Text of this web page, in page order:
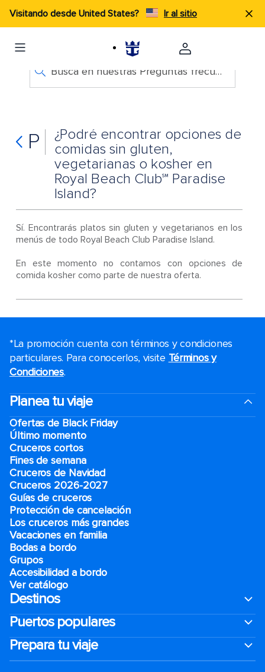
Visitando desde United States? Ir al sitio
Busca en nuestras Preguntas frecuentes
P
¿Podré encontrar opciones de
comidas sin gluten,
vegetarianas o kosher en
Royal Beach Club℠ Paradise
Island?
Sí. Encontrarás platos sin gluten y vegetarianos en los
menús de todo Royal Beach Club Paradise Island.
En este momento no contamos con opciones de
comida kosher como parte de nuestra oferta.
*La promoción cuenta con términos y condiciones
particulares. Para conocerlos, visite Términos y
Condiciones.
Planea tu viaje
Ofertas de Black Friday
Último momento
Cruceros cortos
Fines de semana
Cruceros de Navidad
Cruceros 2026-2027
Guías de cruceros
Protección de cancelación
Los cruceros más grandes
Vacaciones en familia
Bodas a bordo
Grupos
Accesibilidad a bordo
Ver catálogo
Destinos
Puertos populares
Prepara tu viaje